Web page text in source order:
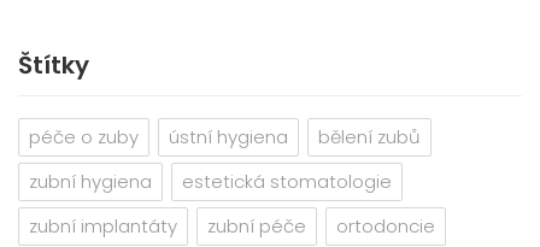
Štítky
péče o zuby ústní hygiena
bělení zubů
zubní hygiena
estetická stomatologie
zubní implantáty
zubní péče
ortodoncie